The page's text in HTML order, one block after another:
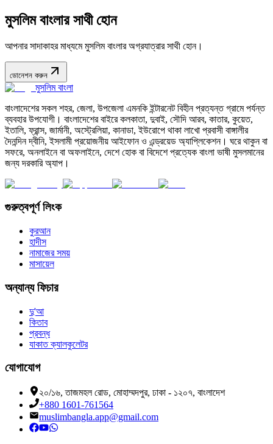
মুসলিম বাংলার সাথী হোন
আপনার সাদাকাহর মাধ্যমে মুসলিম বাংলার অগ্রযাত্রার সাথী হোন।
ডোনেশন করুন
মুসলিম বাংলা
বাংলাদেশের সকল শহর, জেলা, উপজেলা এমনকি ইন্টারনেট বিহীন প্রত্যন্ত গ্রামে পর্যন্ত
ব্যবহার উপযোগী। বাংলাদেশের বাইরে কলকাতা, দুবাই, সৌদি আরব, কাতার, কুয়েত,
ইতালি, ফ্রান্স, জার্মানী, অস্ট্রেলিয়া, কানাডা, ইউরোপে থাকা লাখো প্রবাসী বাঙ্গালীর
দৈনন্দিন দ্বীনি, ইসলামী প্রয়োজনীয় আইফোন ও এন্ড্রয়েড অ্যাপ্লিকেশন। ঘরে থাকুন বা
সফরে, অনলাইনে বা অফলাইনে, দেশে হোক বা বিদেশে প্রত্যেক বাংলা ভাষী মুসলমানের
জন্য দরকারি অ্যাপ।
গুরুত্বপূর্ণ লিংক
কুরআন
হাদীস
নামাজের সময়
মাসায়েল
অন্যান্য ফিচার
দু'আ
কিতাব
প্রবন্ধ
যাকাত ক্যালকুলেটর
যোগাযোগ
২০/১৬, তাজমহল রোড, মোহাম্মদপুর, ঢাকা - ১২০৭, বাংলাদেশ
+880 1601-761564
muslimbangla.app@gmail.com